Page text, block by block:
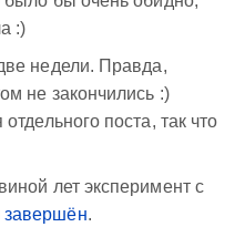
:)
недели. Правда,
не закончились :)
поста, так что
лет эксперимент с
завершён.